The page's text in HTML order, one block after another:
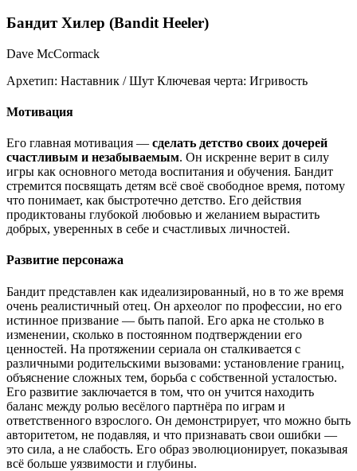
Бандит Хилер (Bandit Heeler)
Dave McCormack
Архетип: Наставник / Шут Ключевая черта: Игривость
Мотивация
Его главная мотивация — сделать детство своих дочерей
счастливым и незабываемым. Он искренне верит в силу
игры как основного метода воспитания и обучения. Бандит
стремится посвящать детям всё своё свободное время, потому
что понимает, как быстротечно детство. Его действия
продиктованы глубокой любовью и желанием вырастить
добрых, уверенных в себе и счастливых личностей.
Развитие персонажа
Бандит представлен как идеализированный, но в то же время
очень реалистичный отец. Он археолог по профессии, но его
истинное призвание — быть папой. Его арка не столько в
изменении, сколько в постоянном подтверждении его
ценностей. На протяжении сериала он сталкивается с
различными родительскими вызовами: установление границ,
объяснение сложных тем, борьба с собственной усталостью.
Его развитие заключается в том, что он учится находить
баланс между ролью весёлого партнёра по играм и
ответственного взрослого. Он демонстрирует, что можно быть
авторитетом, не подавляя, и что признавать свои ошибки —
это сила, а не слабость. Его образ эволюционирует, показывая
всё больше уязвимости и глубины.